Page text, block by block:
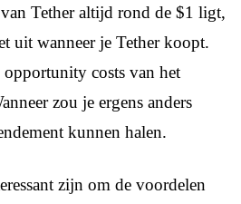
Tether altijd rond de $1 ligt,
uit wanneer je Tether koopt.
opportunity costs van het
zou je ergens anders
kunnen halen.
zijn om de voordelen